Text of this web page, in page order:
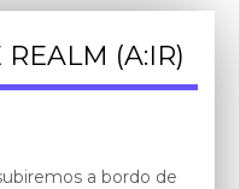
(A:IR)
a bordo de